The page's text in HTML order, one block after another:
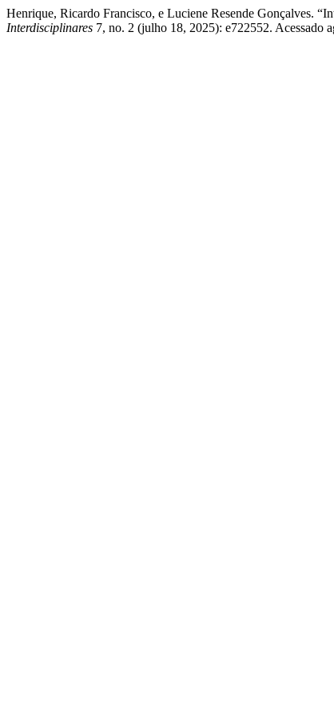
Henrique, Ricardo Francisco, e Luciene Resende Gonçalves.
Interdisciplinares 7, no. 2 (julho 18, 2025): e722552. Acessado